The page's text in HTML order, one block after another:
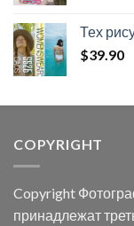
Тех
$39.90
COPYRIGHT
Copyright
принадлежат